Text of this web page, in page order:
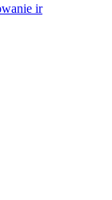
ir